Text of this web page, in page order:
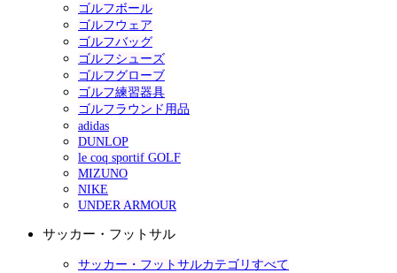
ゴルフボール
ゴルフウェア
ゴルフバッグ
ゴルフシューズ
ゴルフグローブ
ゴルフ練習器具
ゴルフラウンド用品
adidas
DUNLOP
le coq sportif GOLF
MIZUNO
NIKE
UNDER ARMOUR
サッカー・フットサル
サッカー・フットサルカテゴリすべて